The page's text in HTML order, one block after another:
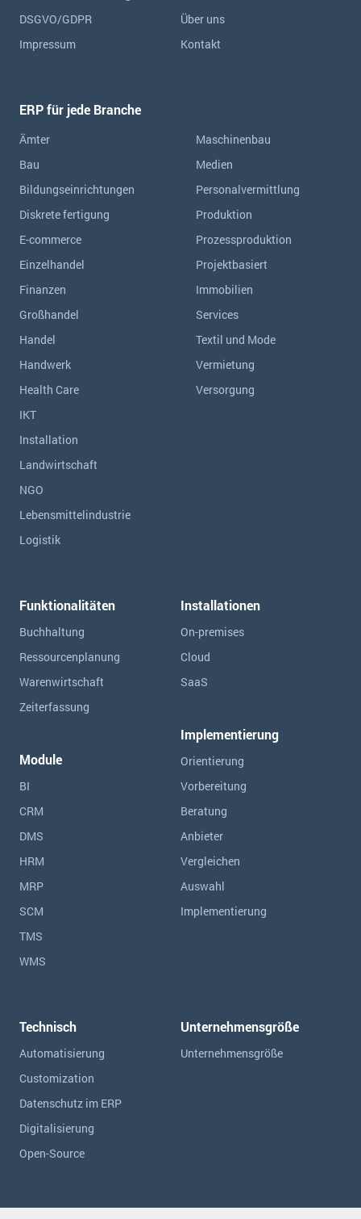
DSGVO/GDPR
Über uns
Impressum
Kontakt
ERP für jede Branche
Ämter
Bau
Bildungseinrichtungen
Diskrete fertigung
E-commerce
Einzelhandel
Finanzen
Großhandel
Handel
Handwerk
Health Care
IKT
Installation
Landwirtschaft
NGO
Lebensmittelindustrie
Logistik
Maschinenbau
Medien
Personalvermittlung
Produktion
Prozessproduktion
Projektbasiert
Immobilien
Services
Textil und Mode
Vermietung
Versorgung
Funktionalitäten
Buchhaltung
Ressourcen­planung
Warenwirtschaft
Zeiterfassung
Module
BI
CRM
DMS
HRM
MRP
SCM
TMS
WMS
Installationen
On-premises
Cloud
SaaS
Implementierung
Orientierung
Vorbereitung
Beratung
Anbieter
Vergleichen
Auswahl
Implementierung
Technisch
Automatisierung
Customization
Datenschutz im ERP
Digitalisierung
Open-Source
Unternehmensgröße
Unternehmensgröße